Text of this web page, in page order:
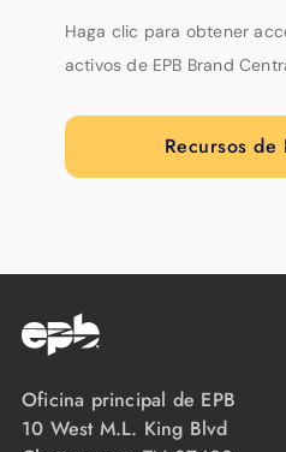
Haga clic para obtener
activos de EPB Brand
Recursos de
Oficina principal de EPB
10 West M.L. King Blvd